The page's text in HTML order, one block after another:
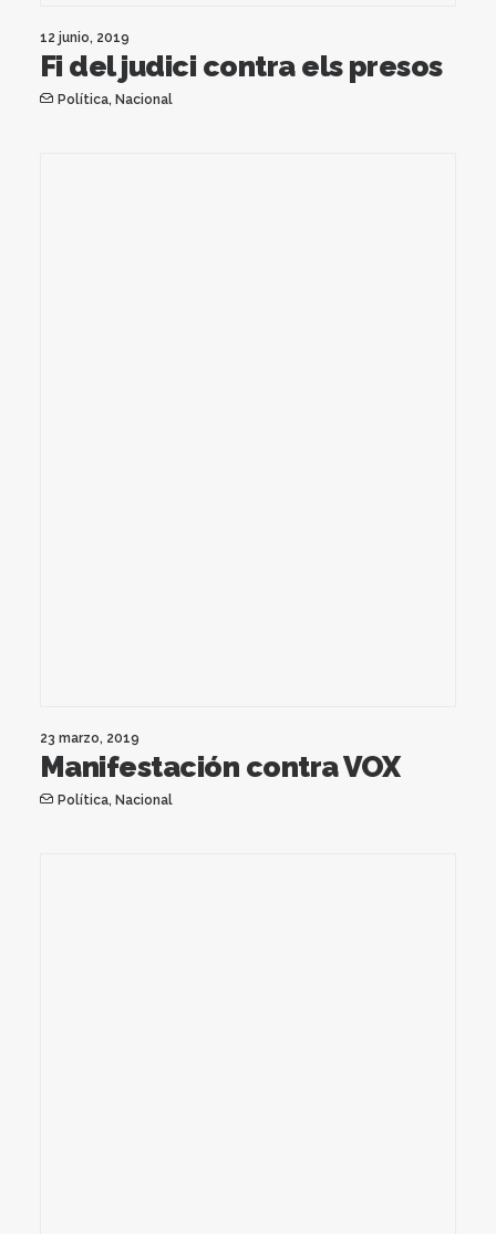
12 junio, 2019
Fi del judici contra els presos
Política, Nacional
23 marzo, 2019
Manifestación contra VOX
Política, Nacional